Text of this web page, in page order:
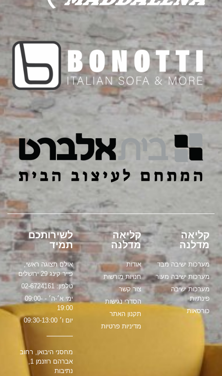
קליאה
מדלנה
מערכות ישיבה מבד
מערכות ישיבה מעור
מערכות ישיבה
פינתיות
כורסאות
קליאה
מדלנה
אודות
חנויות מורשות
צור קשר
הסדרי נגישות
תקנון האתר
מדיניות פרטיות
לשירותכם
תמיד
אולם תצוגה ראשי,
פייר קינג 29 ירושלים
טלפון: 02-6724161
ימי א׳-ה׳ - 09:00-
19:00
יום ו׳ 09:30-13:00
מחסני היבואן, רחוב
נתיבות